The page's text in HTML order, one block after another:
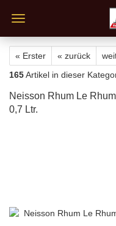
« Erster « zurück
165Artikel in dieser
Neisson Rhum Le
0,7 Ltr.